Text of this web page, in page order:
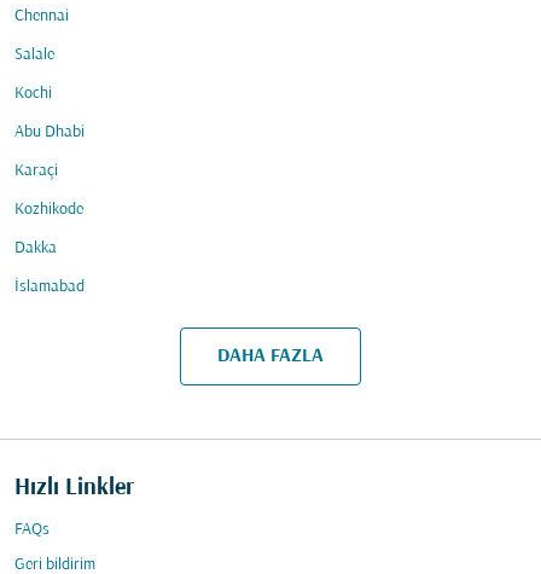
Chennai
Salale
Kochi
Abu Dhabi
Karaçi
Kozhikode
Dakka
İslamabad
DAHA FAZLA
Hızlı Linkler
FAQs
Geri bildirim